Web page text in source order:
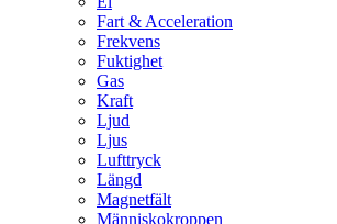
Fart & Acceleration
Frekvens
Fuktighet
Gas
Kraft
Ljud
Ljus
Lufttryck
Längd
Magnetfält
Människokroppen